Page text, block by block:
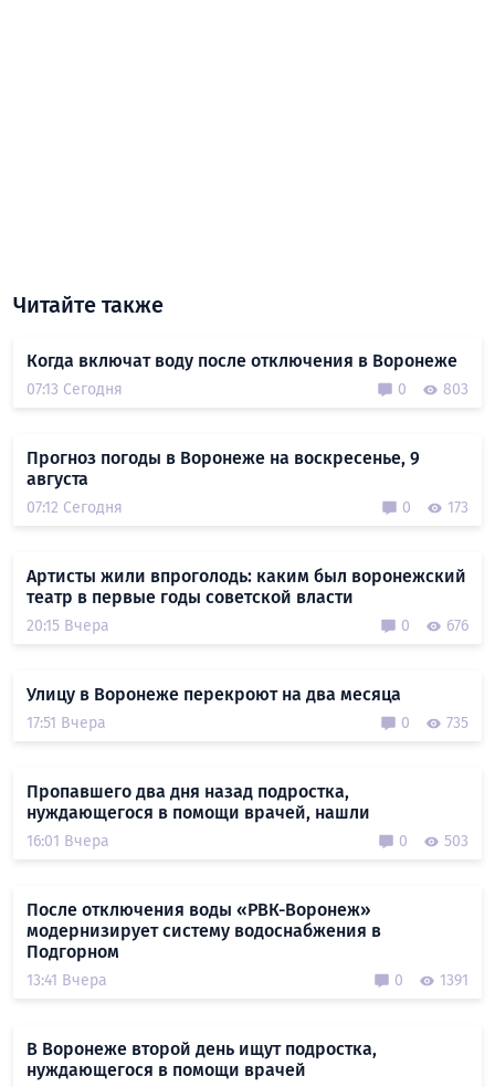
Читайте также
Когда включат воду после отключения в Воронеже
07:13 Сегодня 0 803
Прогноз погоды в Воронеже на воскресенье, 9
августа
07:12 Сегодня 0 173
Артисты жили впроголодь: каким был воронежский
театр в первые годы советской власти
20:15 Вчера 0 676
Улицу в Воронеже перекроют на два месяца
17:51 Вчера 0 735
Пропавшего два дня назад подростка,
нуждающегося в помощи врачей, нашли
16:01 Вчера 0 503
После отключения воды «РВК-Воронеж»
модернизирует систему водоснабжения в
Подгорном
13:41 Вчера 0 1391
В Воронеже второй день ищут подростка,
нуждающегося в помощи врачей